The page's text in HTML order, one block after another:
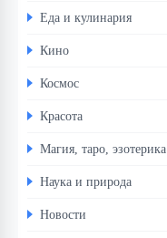
Еда и кулинария
Кино
Космос
Красота
Магия, таро, эзотерика
Наука и природа
Новости